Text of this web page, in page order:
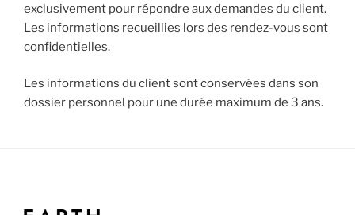
exclusivement pour répondre aux demandes du client.
Les informations recueillies lors des rendez-vous sont
confidentielles.
Les informations du client sont conservées dans son
dossier personnel pour une durée maximum de 3 ans.